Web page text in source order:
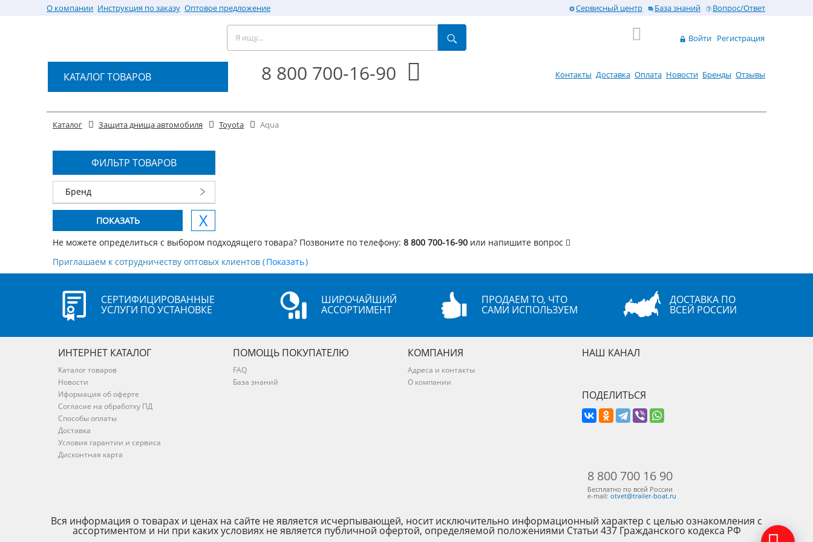
О компании Инструкция по заказу Оптовое предложение Сервисный центр База знаний Вопрос/Ответ
Войти Регистрация
КАТАЛОГ ТОВАРОВ 8 800 700-16-90 Контакты Доставка Оплата Новости Бренды Отзывы
Каталог Защита днища автомобиля Toyota Aqua
ФИЛЬТР ТОВАРОВ
Бренд
Не можете определиться с выбором подходящего товара? Позвоните по телефону: 8 800 700-16-90 или напишите вопрос
Приглашаем к сотрудничеству оптовых клиентов (
)
СЕРТИФИЦИРОВАННЫЕ
УСЛУГИ ПО УСТАНОВКЕ
ШИРОЧАЙШИЙ
АССОРТИМЕНТ
ПРОДАЕМ ТО, ЧТО
САМИ ИСПОЛЬЗУЕМ
ДОСТАВКА ПО
ВСЕЙ РОССИИ
ИНТЕРНЕТ КАТАЛОГ
Каталог товаров
Новости
Иформация об оферте
Согласие на обработку ПД
Способы оплаты
Доставка
Условия гарантии и сервиса
Дисконтная карта
ПОМОЩЬ ПОКУПАТЕЛЮ
FAQ
База знаний
КОМПАНИЯ
Адреса и контакты
О компании
НАШ КАНАЛ
ПОДЕЛИТЬСЯ
8 800 700 16 90
Бесплатно по всей России
e-mail: otvet@trailer-boat.ru
Вся информация о товарах и ценах на сайте не является исчерпывающей, носит исключительно информационный характер с целью ознакомления с
ассортиментом и ни при каких условиях не является публичной офертой, определяемой положениями Статьи 437 Гражданского кодекса РФ